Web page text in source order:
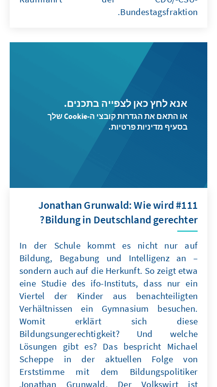
Bundestagsfraktion.
אנא לחץ כאן לצפייה בתכנים.
או התאם את הגדרות קובצי ה-Cookie שלך
בסעיף מדיניות פרטיות.
#111 Jonathan Grunwald: Wie wird
Bildung in Deutschland gerechter?
In der Schule kommt es nicht nur auf
Bildung, Begabung und Intelligenz an –
sondern auch auf die Herkunft. So zeigt etwa
eine Studie des ifo-Instituts, dass nur ein
Viertel der Kinder aus benachteiligten
Verhältnissen ein Gymnasium besuchen.
Womit erklärt sich diese
Bildungsungerechtigkeit? Und welche
Lösungen gibt es? Das bespricht Michael
Scheppe in der aktuellen Folge von
Erststimme mit dem Bildungspolitiker
Jonathan Grunwald. Der Volkswirt ist